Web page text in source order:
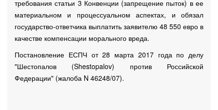
требования статьи 3 Конвенции (запрещение пыток) в ее
материальном и процессуальном аспектах, и обязал
государство-ответчика выплатить заявителю 48 550 евро в
качестве компенсации морального вреда.
Постановление ЕСПЧ от 28 марта 2017 года по делу
"Шестопалов (Shestopalov) против Российской
Федерации" (жалоба N 46248/07).